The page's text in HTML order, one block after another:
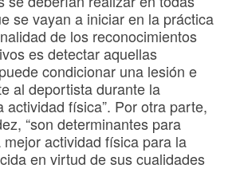
se vayan a iniciar en la práctica
de los reconocimientos
es detectar aquellas
condicionar una lesión e
al deportista durante la
actividad física”. Por otra parte,
“son determinantes para
actividad física para la
en virtud de sus cualidades